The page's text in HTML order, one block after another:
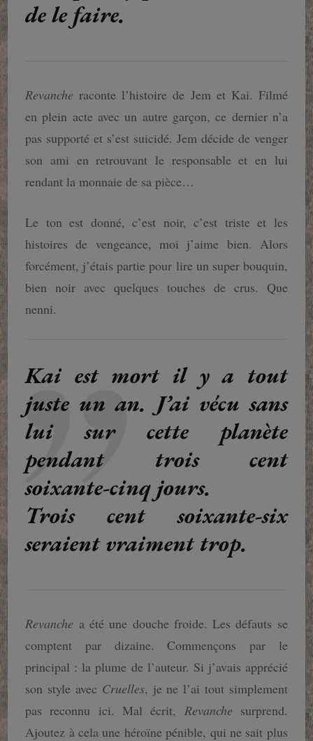
de le faire.
Revanche raconte l’histoire de Jem et Kai. Filmé
en plein acte avec un autre garçon, ce dernier n’a
pas supporté et s’est suicidé. Jem décide de venger
son ami en retrouvant le responsable et en lui
rendant la monnaie de sa pièce…
Le ton est donné, c’est noir, c’est triste et les
histoires de vengeance, moi j’aime bien. Alors
forcément, j’étais partie pour lire un super bouquin,
bien noir avec quelques touches de crus. Que
nenni.
Kai est mort il y a tout
juste un an. J’ai vécu sans
lui sur cette planète
pendant trois cent
soixante-cinq jours.
Trois cent soixante-six
seraient vraiment trop.
Revanche a été une douche froide. Les défauts se
comptent par dizaine. Commençons par le
principal : la plume de l’auteur. Si j’avais apprécié
son style avec Cruelles, je ne l’ai tout simplement
pas reconnu ici. Mal écrit, Revanche surprend.
Ajoutez à cela une héroïne pénible, qui ne sait plus